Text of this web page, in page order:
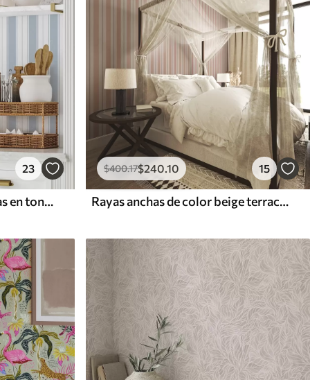
23
Versión con rayas repetidas en tonos grises y azules
$400.17$240.10 15
Rayas anchas de color beige terracota con un acento grisáceo